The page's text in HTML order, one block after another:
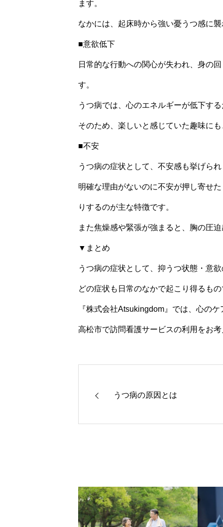
ます。
なかには、起床時から強い憂うつ感に
■意欲低下
日常的な行動への関心が失われ、身の
す。
うつ病では、心のエネルギーが低下す
そのため、楽しいと感じていた趣味に
■不安
うつ病の症状として、不安感も挙げら
明確な理由がないのに不安が押し寄せ
りするのが主な特徴です。
また焦燥感や緊張が強まると、胸の圧
▼まとめ
うつ病の症状として、抑うつ状態・意
どの症状も日常のなかで起こり得るも
『株式会社Atsukingdom』では、心の
高松市で訪問看護サービスの利用をお
うつ病の原因とは